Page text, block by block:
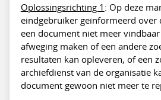
Oplossingsrichting 1 : Op deze
eindgebruiker geïnformeerd over
een document niet meer
afweging maken of een andere
resultaten kan opleveren, of een
archiefdienst van de organisatie
document gewoon niet meer te